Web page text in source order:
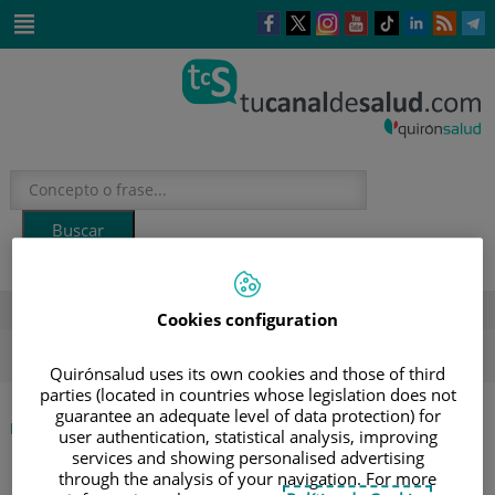
Este
enlace
se
ventana
nueva.
Este
enlace
se
una
ventana
nueva.
Este
enlace
se
una
ventana
nueva.
Este
enlace
se
una
ventana
nueva.
Enlace
una
Enlace
una
INICIO|DIRECTORIO DE PROFESIONALES
ANGELES DE LA TRINIDAD CASTEJON GÓMEZ
Cookies configuration
Quirónsalud uses its own cookies and those of third
parties (located in countries whose legislation does not
guarantee an adequate level of data protection) for
user authentication, statistical analysis, improving
services and showing personalised advertising
through the analysis of your navigation. For more